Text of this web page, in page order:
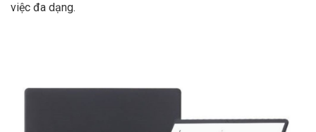
việc đa dạng.